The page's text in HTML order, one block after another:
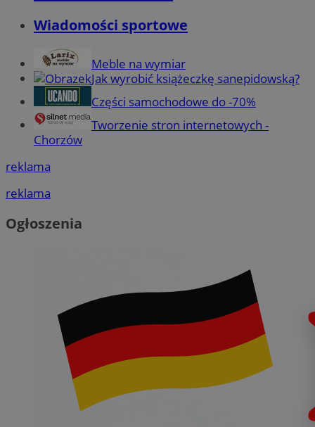
Wiadomości sportowe
Meble na wymiar
Jak wyrobić książeczkę sanepidowską?
Części samochodowe do -70%
Tworzenie stron internetowych -
Chorzów
reklama
reklama
Ogłoszenia